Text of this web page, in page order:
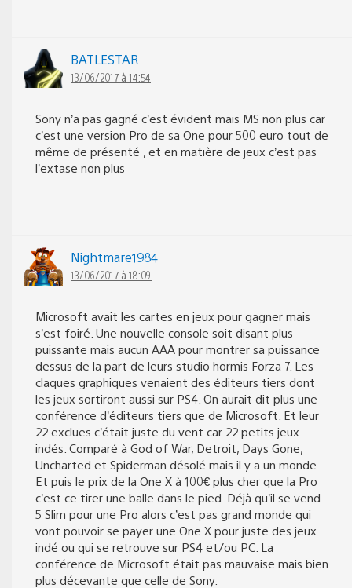
BATLESTAR
13/06/2017 à 14:54
Sony n’a pas gagné c’est évident mais MS non plus car
c’est une version Pro de sa One pour 500 euro tout de
même de présenté , et en matière de jeux c’est pas
l’extase non plus
Nightmare1984
13/06/2017 à 18:09
Microsoft avait les cartes en jeux pour gagner mais
s’est foiré. Une nouvelle console soit disant plus
puissante mais aucun AAA pour montrer sa puissance
dessus de la part de leurs studio hormis Forza 7. Les
claques graphiques venaient des éditeurs tiers dont
les jeux sortiront aussi sur PS4. On aurait dit plus une
conférence d’éditeurs tiers que de Microsoft. Et leur
22 exclues c’était juste du vent car 22 petits jeux
indés. Comparé à God of War, Detroit, Days Gone,
Uncharted et Spiderman désolé mais il y a un monde.
Et puis le prix de la One X à 100€ plus cher que la Pro
c’est ce tirer une balle dans le pied. Déjà qu’il se vend
5 Slim pour une Pro alors c’est pas grand monde qui
vont pouvoir se payer une One X pour juste des jeux
indé ou qui se retrouve sur PS4 et/ou PC. La
conférence de Microsoft était pas mauvaise mais bien
plus décevante que celle de Sony.